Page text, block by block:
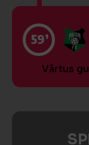
59’
Vārtus